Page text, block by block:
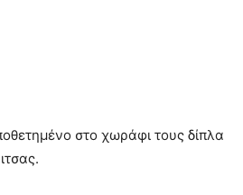
στο χωράφι τους δίπλα